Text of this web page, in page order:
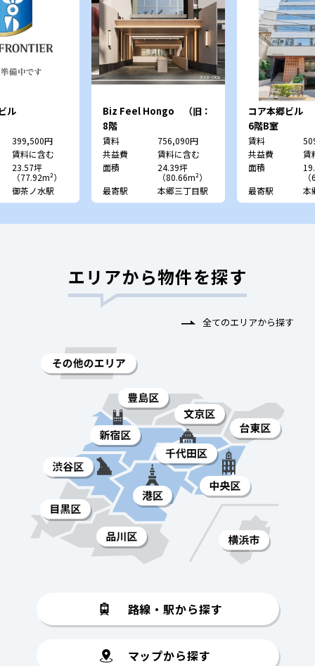
ル
399,500円
賃料に含む
23.57坪
（77.92m²）
御茶ノ水駅
Biz Feel Hongo （旧：
日平本郷ビル）
8階
賃料
756,090円
共益費
賃料に含む
面積
24.39坪
（80.66m²）
最寄駅
本郷三丁目駅
コア本郷ビル
6階B室
賃料
共益費
賃
面積
最寄駅
本
エリアから物件を探す
全てのエリアから探す
路線・駅から探す
マップから探す